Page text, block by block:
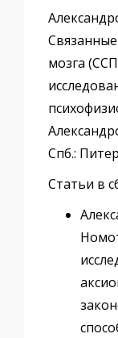
мозга
Спб.:
Статьи в